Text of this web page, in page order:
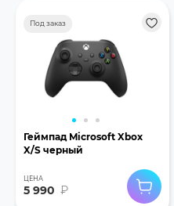
Под заказ
Геймпад Microsoft Xbox
X/S черный
ЦЕНА
5 990 ₽